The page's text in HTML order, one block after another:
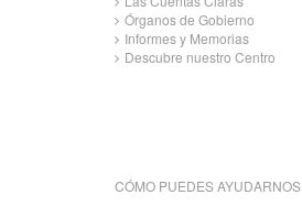
Órganos de Gobierno
Informes y Memorias
Descubre nuestro Centro
CÓMO PUEDES AYUDARNOS